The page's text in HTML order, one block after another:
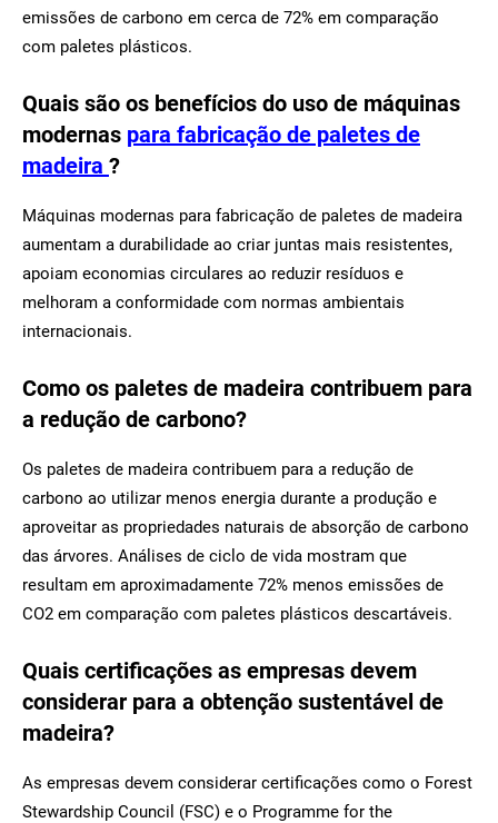
emissões de carbono em cerca de 72% em comparação
com paletes plásticos.
Quais são os benefícios do uso de máquinas
modernas para fabricação de paletes de
madeira ?
Máquinas modernas para fabricação de paletes de madeira
aumentam a durabilidade ao criar juntas mais resistentes,
apoiam economias circulares ao reduzir resíduos e
melhoram a conformidade com normas ambientais
internacionais.
Como os paletes de madeira contribuem para
a redução de carbono?
Os paletes de madeira contribuem para a redução de
carbono ao utilizar menos energia durante a produção e
aproveitar as propriedades naturais de absorção de carbono
das árvores. Análises de ciclo de vida mostram que
resultam em aproximadamente 72% menos emissões de
CO2 em comparação com paletes plásticos descartáveis.
Quais certificações as empresas devem
considerar para a obtenção sustentável de
madeira?
As empresas devem considerar certificações como o Forest
Stewardship Council (FSC) e o Programme for the